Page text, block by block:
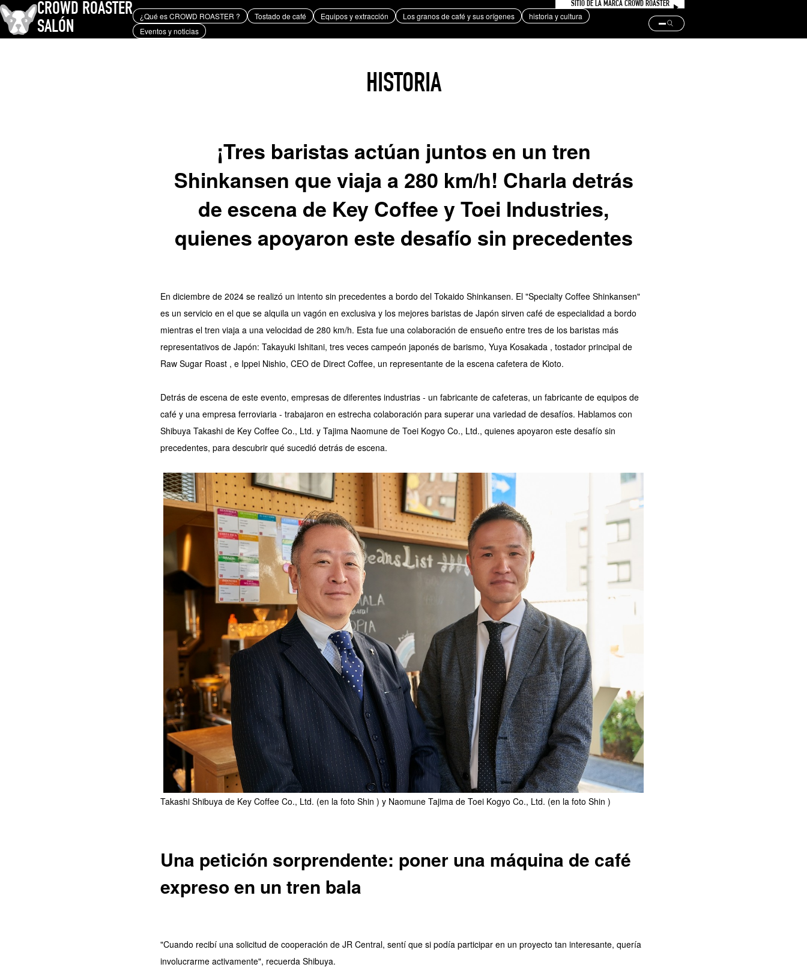
CROWD ROASTER
SALÓN
SITIO DE LA MARCA CROWD ROASTER
¿Qué es CROWD ROASTER ? Tostado de café Equipos y extracción Los granos de café y sus orígenes
historia y cultura
Eventos y noticias
Japón de 2024.
HISTORIA
¡Tres baristas actúan juntos en un tren
Shinkansen que viaja a 280 km/h! Charla detrás
de escena de Key Coffee y Toei Industries,
quienes apoyaron este desafío sin precedentes
En diciembre de 2024 se realizó un intento sin precedentes a bordo del Tokaido Shinkansen. El "Specialty Coffee Shinkansen"
es un servicio en el que se alquila un vagón en exclusiva y los mejores baristas de Japón sirven café de especialidad a bordo
mientras el tren viaja a una velocidad de 280 km/h. Esta fue una colaboración de ensueño entre tres de los baristas más
representativos de Japón: Takayuki Ishitani, tres veces campeón japonés de barismo, Yuya Kosakada , tostador principal de
Raw Sugar Roast , e Ippei Nishio, CEO de Direct Coffee, un representante de la escena cafetera de Kioto.
Detrás de escena de este evento, empresas de diferentes industrias - un fabricante de cafeteras, un fabricante de equipos de
café y una empresa ferroviaria - trabajaron en estrecha colaboración para superar una variedad de desafíos. Hablamos con
Shibuya Takashi de Key Coffee Co., Ltd. y Tajima Naomune de Toei Kogyo Co., Ltd., quienes apoyaron este desafío sin
precedentes, para descubrir qué sucedió detrás de escena.
Takashi Shibuya de Key Coffee Co., Ltd. (en la foto Shin ) y Naomune Tajima de Toei Kogyo Co., Ltd. (en la foto Shin )
Una petición sorprendente: poner una máquina de café
expreso en un tren bala
"Cuando recibí una solicitud de cooperación de JR Central, sentí que si podía participar en un proyecto tan interesante, quería
involucrarme activamente", recuerda Shibuya.